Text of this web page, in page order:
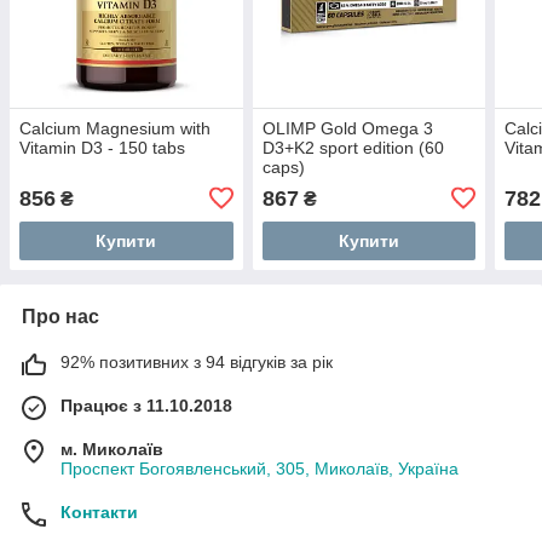
Calcium Magnesium with
Vitamin D3 - 150 tabs
856 ₴
Купити
OLIMP Gold Omega 3
D3+K2 sport edition (60
caps)
867₴
Купити
782
Про нас
92% позитивних з 94 відгуків за рік
Працює з 11.10.2018
м. Миколаїв
Проспект Богоявленський, 305, Миколаїв, Україна
Контакти